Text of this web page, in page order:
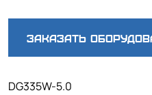
Заказать
DG335W-5.0